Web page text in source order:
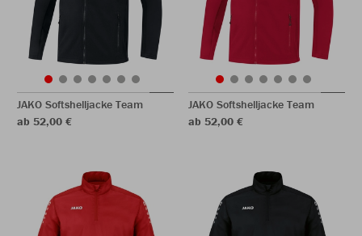
JAKO Softshelljacke Team
ab 52,00 €
JAKO Softshelljacke Team
ab 52,00 €